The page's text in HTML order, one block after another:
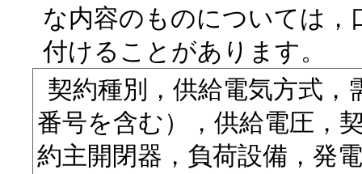
な内容のものについては，
付けることがあります。
契約種別，供給電気方式，
番号を含む），供給電圧，
約主開閉器，負荷設備，発